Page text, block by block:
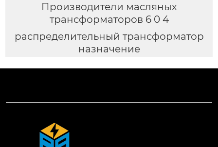
Производители масляных
трансформаторов 6 0 4
распределительный трансформатор
назначение